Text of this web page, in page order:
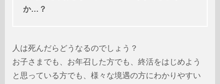
か…？
人は死んだらどうなるのでしょう？
お子さまでも、お年召した方でも、終活をはじめよう
と思っている方でも、様々な境遇の方にわかりやすい